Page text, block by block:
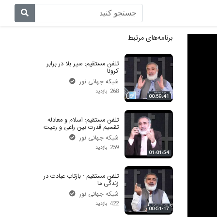
غم مخور
تلفن مستقیم – حسینی
تلفن مستقیم – سجودی
تلفن مستقیم – اسماعیلی
تلفن مستقیم – دکتر امرا
آن روی سکه
در رکاب قرآن
فتوای جمعه
اصحاب
اندیشه برتر
اهل بیت
ای بسا ابلیس آدم رو
بازتاب
به گواهی تاریخ
تلفن گویا
خبر پلاس
برنامه‌های مرتبط
00:59:41
تلفن مستقیم: سپر بلا در برابر
کرونا
شبکه جهانی نور
268 بازدید
01:01:54
تلفن مستقیم: اسلام و معادله
تقسیم قدرت بین راعی و رعیت
شبکه جهانی نور
259 بازدید
00:51:17
تلفن مستقیم : بازتاب عبادت در
زندگی ما
شبکه جهانی نور
422 بازدید